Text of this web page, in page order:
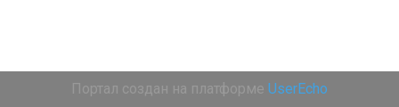
Портал создан на платформе UserEcho